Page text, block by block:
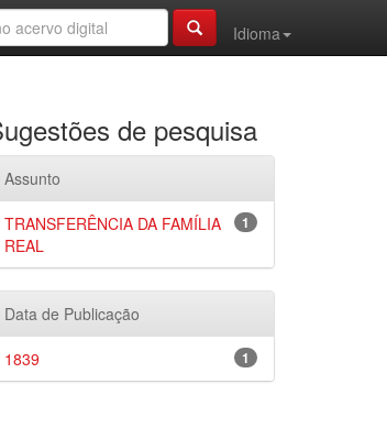
Idioma
de pesquisa
Assunto
1
TRANSFERÊNCIA DA FAMÍLIA
REAL
Data de Publicação
1
1839